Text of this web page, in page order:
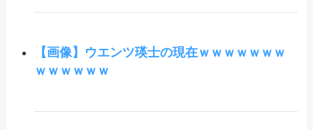
【画像】ウエンツ瑛士の現在ｗｗｗｗｗｗｗ
ｗｗｗｗｗｗ